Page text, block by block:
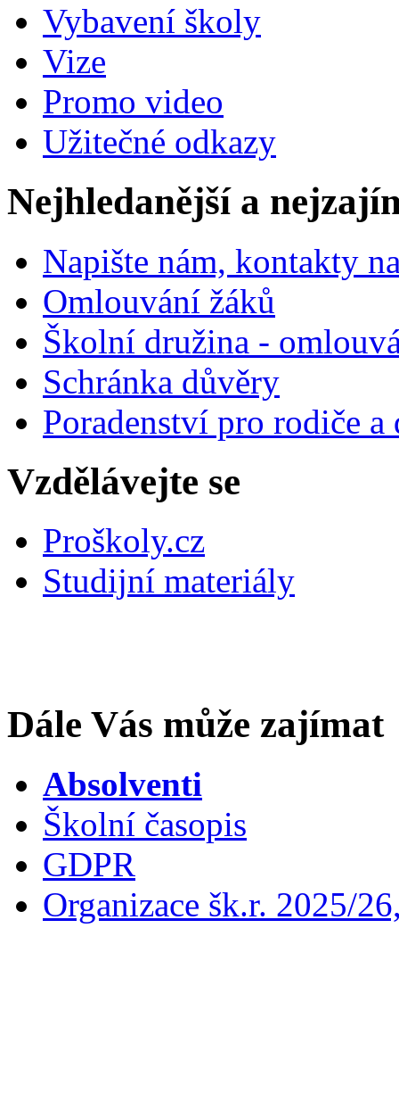
Vybavení školy
Vize
Promo video
Užitečné odkazy
Nejhledanější a
Napište nám, kontakty
Omlouvání žáků
Školní družina -
Schránka důvěry
Poradenství pro rodiče
Vzdělávejte se
Proškoly.cz
Studijní materiály
Dále Vás může zajímat
Absolventi
Školní časopis
GDPR
Organizace šk.r. 2025/